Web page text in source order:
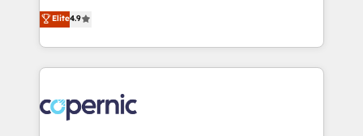
growth • Create content and videos that attract
buyers • Use AI to scale smarter Our coaching-led
lasts. So if you're ready to become the most trusted
voice in your market, let’s talk.
businesses. We go beyond implementation, shaping
the strategy, processes, and teams that turn
HubSpot into a genuine growth engine. Named
HubSpot's Global Partner of the Year in 2024,
worldwide, and with over 15 years in the ecosystem,
Huble has built a track record that speaks for itself.
Elite4.9